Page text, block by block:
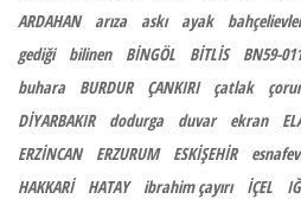
ARDAHAN
arıza askı ayak
gediği
bilinen BİNGÖL BİTLİS BN59-
buhara
BURDUR ÇANKIRI çatlak
DİYARBAKIR
dodurga duvar ekran
ERZİNCAN
ERZURUM ESKİŞEHİR
HAKKARİ
HATAY ibrahim çayırı İÇEL